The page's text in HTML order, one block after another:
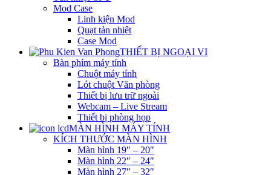
Mod Case
Linh kiện Mod
Quạt tản nhiệt
Case Mod
THIẾT BỊ NGOẠI VI
Bàn phím máy tính
Chuột máy tính
Lót chuột Văn phòng
Thiết bị lưu trữ ngoài
Webcam – Live Stream
Thiết bị phòng họp
MÀN HÌNH MÁY TÍNH
KÍCH THƯỚC MÀN HÌNH
Màn hình 19″ – 20″
Màn hình 22″ – 24″
Màn hình 27″ – 32″